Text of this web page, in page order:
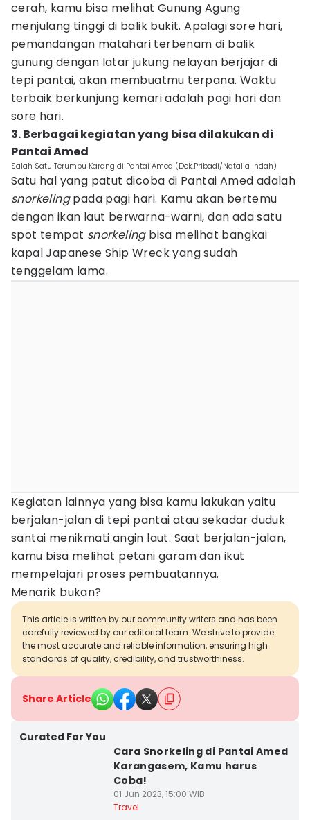
cerah, kamu bisa melihat Gunung Agung
menjulang tinggi di balik bukit. Apalagi sore hari,
pemandangan matahari terbenam di balik
gunung dengan latar jukung nelayan berjajar di
tepi pantai, akan membuatmu terpana. Waktu
terbaik berkunjung kemari adalah pagi hari dan
sore hari.
3. Berbagai kegiatan yang bisa dilakukan di
Pantai Amed
Salah Satu Terumbu Karang di Pantai Amed (Dok.Pribadi/Natalia Indah)
Satu hal yang patut dicoba di Pantai Amed adalah
snorkelingpada pagi hari. Kamu akan bertemu
dengan ikan laut berwarna-warni, dan ada satu
spot tempat snorkelingbisa melihat bangkai
kapal Japanese Ship Wreck yang sudah
tenggelam lama.
Kegiatan lainnya yang bisa kamu lakukan yaitu
berjalan-jalan di tepi pantai atau sekadar duduk
santai menikmati angin laut. Saat berjalan-jalan,
kamu bisa melihat petani garam dan ikut
mempelajari proses pembuatannya.
Menarik bukan?
This article is written by our community writers and has been
carefully reviewed by our editorial team. We strive to provide
the most accurate and reliable information, ensuring high
standards of quality, credibility, and trustworthiness.
Share Article
Curated For You
Cara Snorkeling di Pantai Amed
Karangasem, Kamu harus
Coba!
01 Jun 2023, 15:00 WIB
Travel